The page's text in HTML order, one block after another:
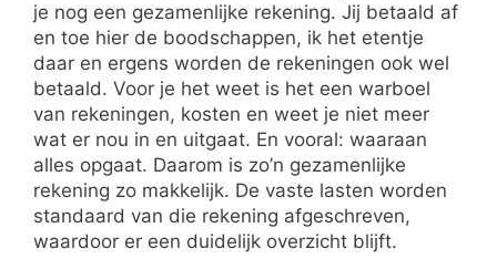
je nog een gezamenlijke rekening. Jij betaald af
en toe hier de boodschappen, ik het etentje
daar en ergens worden de rekeningen ook wel
betaald. Voor je het weet is het een warboel
van rekeningen, kosten en weet je niet meer
wat er nou in en uitgaat. En vooral: waaraan
alles opgaat. Daarom is zo’n gezamenlijke
rekening zo makkelijk. De vaste lasten worden
standaard van die rekening afgeschreven,
waardoor er een duidelijk overzicht blijft.